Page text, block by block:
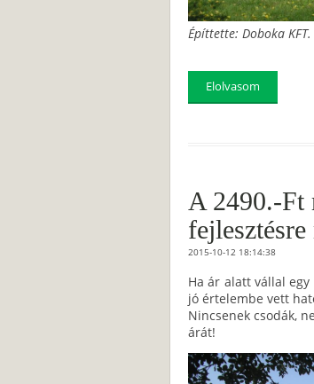
Építtette: Doboka KFT.
Elolvasom
A 2490.-Ft
2015-10-12 18:14:38
Ha ár alatt vállal
jó értelembe vett
Nincsenek csodák,
árát!